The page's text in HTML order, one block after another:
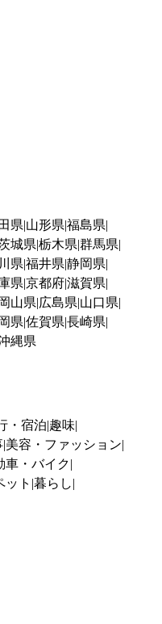
県 山形県 福島県
城県 栃木県 群馬県
県 福井県 静岡県
県 京都府滋賀県
岡山県 広島県 山口県
県 佐賀県 長崎県
縄県
・宿泊 趣味
美容・ファッション
車・バイク
ット 暮らし